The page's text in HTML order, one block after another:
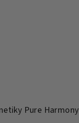
Pure Harmony